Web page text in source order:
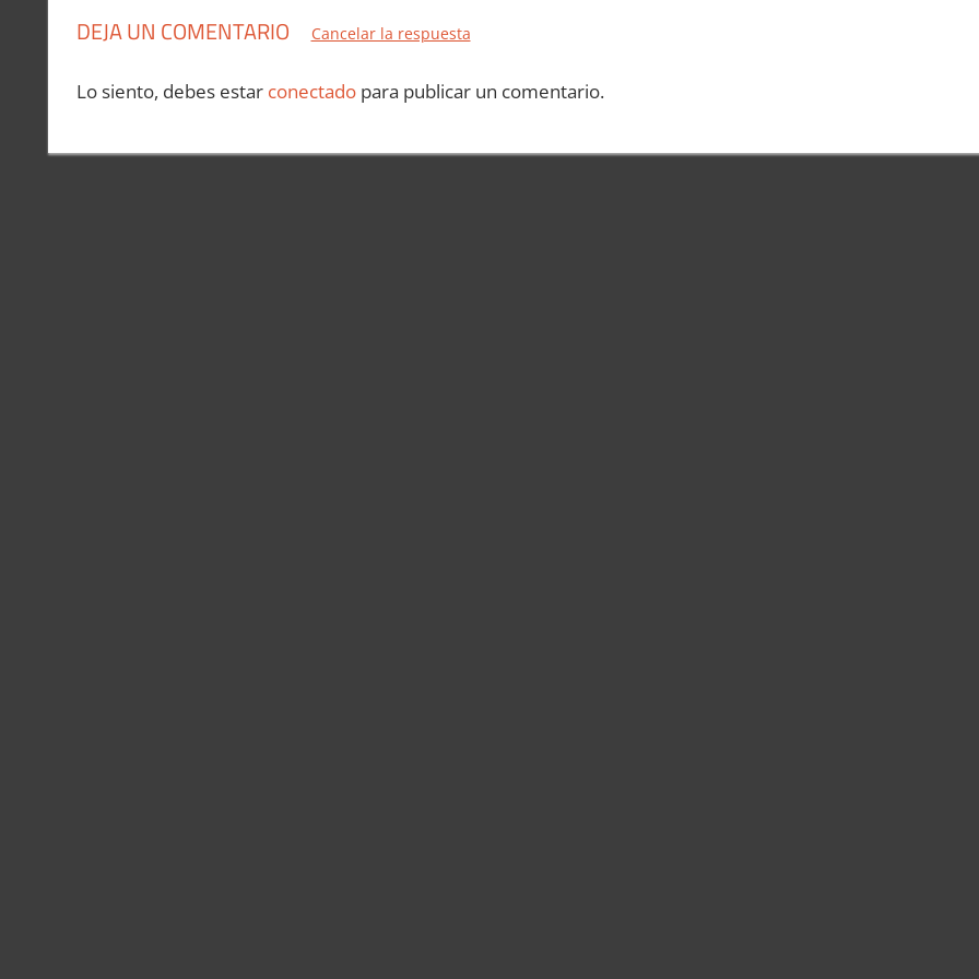
DEJA UN COMENTARIO Cancelar la respuesta
Lo siento, debes estar conectadopara publicar un comentario.